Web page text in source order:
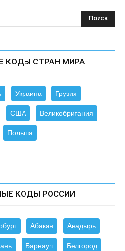
КОДЫ СТРАН МИРА
Украина Грузия
США Великобритания
Польша
КОДЫ РОССИИ
Абакан Анадырь
Барнаул Белгород